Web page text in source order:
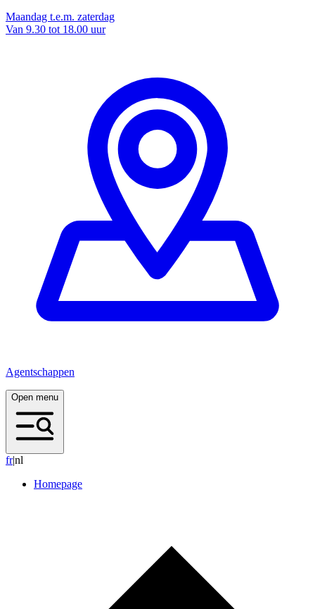
Maandag t.e.m. zaterdag
Van 9.30 tot 18.00 uur
Agentschappen
Open menu
fr|nl
Homepage